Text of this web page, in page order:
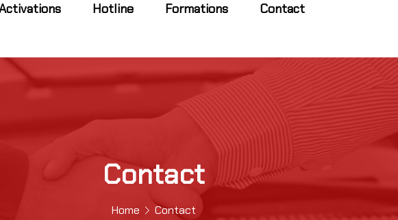
Hotline Formations Contact
Contact
Home Contact